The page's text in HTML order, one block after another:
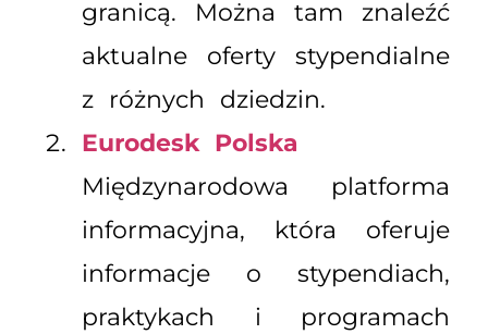
granicą. Można tam znaleźć
aktualne oferty stypendialne
z różnych dziedzin.
Eurodesk Polska
Międzynarodowa platforma
informacyjna, która oferuje
informacje o stypendiach,
praktykach i programach